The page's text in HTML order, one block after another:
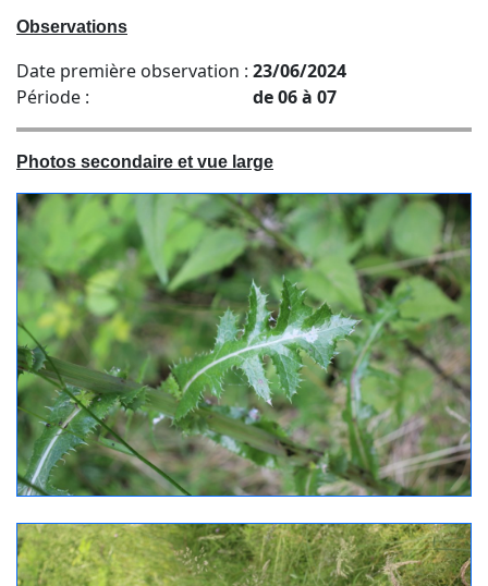
Observations
Date première observation : 23/06/2024
Période :
de 06 à 07
Photos secondaire et vue large